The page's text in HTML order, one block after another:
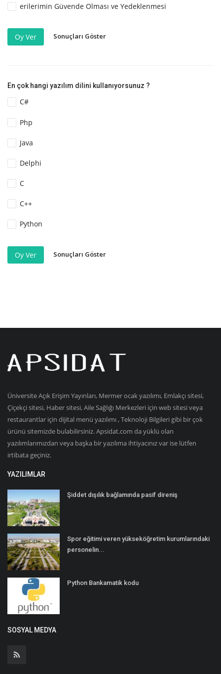
erilerimin Güvende Olması ve Yedeklenmesi
Oy Ver Sonuçları Göster
En çok hangi yazılım dilini kullanıyorsunuz ?
C#
Php
Java
Delphi
C
C++
Python
Oy Ver Sonuçları Göster
Üniversite Açık Erişim Yayınları, Mermer ocak yazılımı, Emlakçı sitesi,
Çiçekçi sitesi, Haber sitesi, Aile Sağlığı Merkezleri için web sitesi veya
restaurantlar için dijital menü yazılımı , Teknoloji Bilgileri gibi bir çok
ürünü sitemizde bulabilirsiniz. Apsidat.com da yüklü olan
yazılımlarımızdan veya başka bir yazılıma ihtiyacınız var ise lütfen
irtibata geçiniz.
YAZILIMLAR
Şiddet dışılık bağlamında pasif direniş
Spor eğitimi veren yükseköğretim kurumlarındaki
personelin...
Python Bankamatik kodu
SOSYAL MEDYA